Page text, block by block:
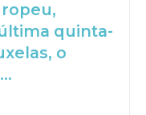
quinta-
o